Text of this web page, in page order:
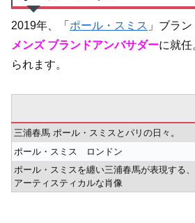
2019年、「 ポール・スミス 」ブラ
メンズ ブランドアンバサダーに就
られます。
三浦春馬 ポール・スミスとパリの日々。
ポール・スミス ロンドン
ポール・スミスを纏い三浦春馬が表現する、
アーティスティカルな肖像